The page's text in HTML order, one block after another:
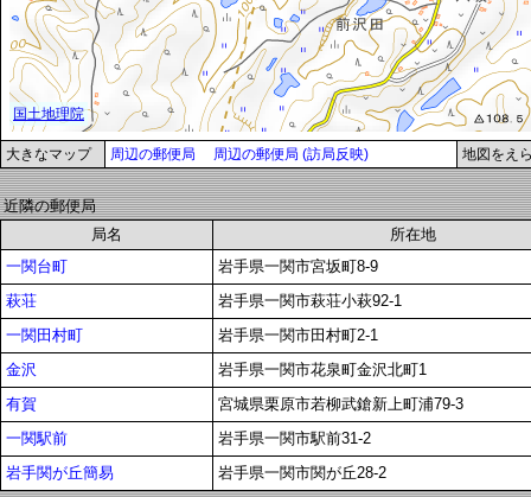
大きなマップ 周辺の郵便局 周辺の郵便局 (訪局反映) 地図をえ
近隣の郵便局
局名
所在地
一関台町
岩手県一関市宮坂町8-9
萩荘
岩手県一関市萩荘小萩92-1
一関田村町
岩手県一関市田村町2-1
金沢
岩手県一関市花泉町金沢北町1
有賀
宮城県栗原市若柳武鎗新上町浦79-3
一関駅前
岩手県一関市駅前31-2
岩手関が丘簡易
岩手県一関市関が丘28-2